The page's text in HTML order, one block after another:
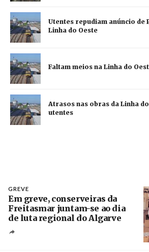
Utentes repudiam anúncio de
Linha do Oeste
Faltam meios na Linha do
Atrasos nas obras da Linha
utentes
GREVE
Em greve, conserveiras da
Freitasmar juntam-se ao dia
de luta regional do Algarve